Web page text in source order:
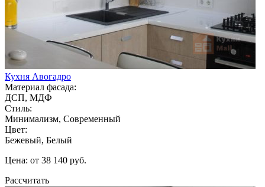
Кухня Авогадро
Материал фасада:
ДСП, МДФ
Стиль:
Минимализм, Современный
Цвет:
Бежевый, Белый
Цена: от 38 140 руб.
Рассчитать